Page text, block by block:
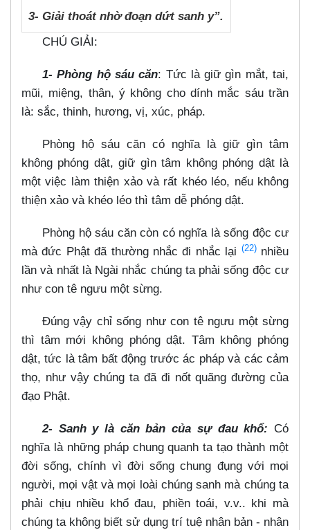
3- Giải thoát nhờ đoạn dứt sanh y”.
CHÚ GIẢI:
1- Phòng hộ sáu căn: Tức là giữ gìn mắt, tai,
mũi, miệng, thân, ý không cho dính mắc sáu trần
là: sắc, thinh, hương, vị, xúc, pháp.
Phòng hộ sáu căn có nghĩa là giữ gìn tâm
không phóng dật, giữ gìn tâm không phóng dật là
một việc làm thiện xảo và rất khéo léo, nếu không
thiện xảo và khéo léo thì tâm dễ phóng dật.
Phòng hộ sáu căn còn có nghĩa là sống độc cư
mà đức Phật đã thường nhắc đi nhắc lại (22)nhiều
lần và nhất là Ngài nhắc chúng ta phải sống độc cư
như con tê ngưu một sừng.
Đúng vậy chỉ sống như con tê ngưu một sừng
thì tâm mới không phóng dật. Tâm không phóng
dật, tức là tâm bất động trước ác pháp và các cảm
thọ, như vậy chúng ta đã đi nốt quãng đường của
đạo Phật.
2- Sanh y là căn bản của sự đau khổ: Có
nghĩa là những pháp chung quanh ta tạo thành một
đời sống, chính vì đời sống chung đụng với mọi
người, mọi vật và mọi loài chúng sanh mà chúng ta
phải chịu nhiều khổ đau, phiền toái, v.v.. khi mà
chúng ta không biết sử dụng trí tuệ nhân bản - nhân